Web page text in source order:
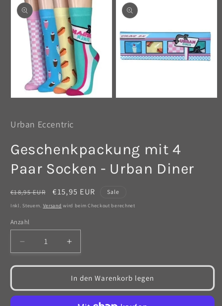
Modal
Urban Eccentric
Geschenkpackung mit 4
Paar Socken - Urban Diner
Normaler
Preis
€18,95 EUR Verkaufspreis
€15,95 EUR Sale
Inkl. Steuern. Versand wird beim Checkout berechnet
Anzahl
Anzahl
Verringere
die
Menge
Geschenkpackung
mit
Erhöhe
die
Menge
für
Geschenkpackung
mit
In den Warenkorb legen